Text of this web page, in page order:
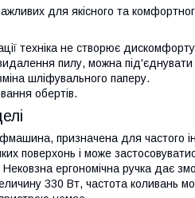
для якісного та
техніка не створює
пилу, можна під'єднувати
шліфувального паперу.
обертів.
призначена для частого
поверхонь і може
ергономічна ручка дає
330 Вт, частота коливань